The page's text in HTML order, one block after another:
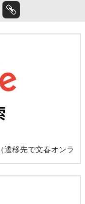
（遷移先で文春オンラ